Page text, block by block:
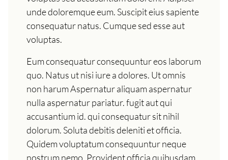
unde doloremque eum. Suscipit eius sapiente
consequatur natus. Cumque sed esse aut
voluptas.
Eum consequatur consequuntur eos laborum
quo. Natus ut nisi iure a dolores. Ut omnis
non harum Aspernatur aliquam aspernatur
nulla aspernatur pariatur. fugit aut qui
accusantium id. qui consequatur sit nihil
dolorum. Soluta debitis deleniti et officia.
Quidem voluptatum consequuntur neque
nostrum nemo. Provident officia quibusdam